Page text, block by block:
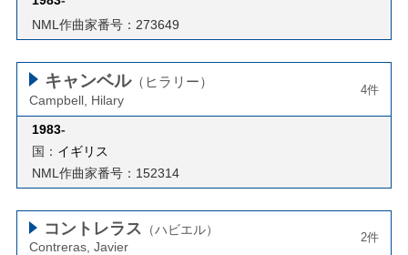
NML作曲家番号：273649
キャンベル（ヒラリー）
Campbell, Hilary
4件
1983-
国： イギリス
NML作曲家番号：152314
コントレラス （ハビエル）
Contreras, Javier
2件